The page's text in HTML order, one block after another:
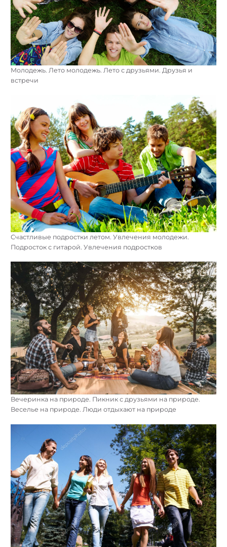
Молодежь. Лето молодежь. Лето с друзьями. Друзья и
встречи
Счастливые подростки летом. Увлечения молодежи.
Подросток с гитарой. Увлечения подростков
Вечеринка на природе. Пикник с друзьями на природе.
Веселье на природе. Люди отдыхают на природе